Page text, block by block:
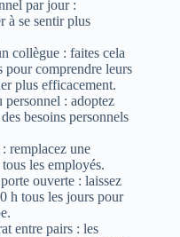
par jour :
à se sentir plus
collègue : faites cela
pour comprendre leurs
plus efficacement.
: adoptez
besoins personnels
remplacez une
les employés.
ouverte : laissez
h tous les jours pour
entre pairs : les